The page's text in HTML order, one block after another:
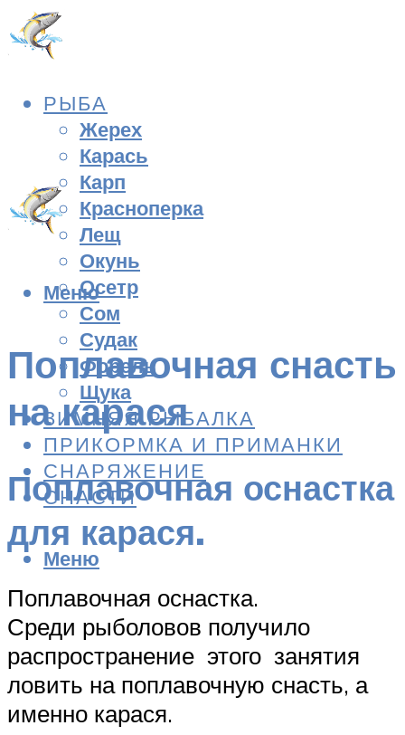
РЫБА
Жерех
Карась
Карп
Красноперка
Лещ
Окунь
Осетр
Сом
Судак
Форель
Щука
ЗИМНЯЯ РЫБАЛКА
ПРИКОРМКА И ПРИМАНКИ
СНАРЯЖЕНИЕ
СНАСТИ
Меню
Меню
Поплавочная снасть
на карася
Поплавочная оснастка
для карася.
Поплавочная оснастка.
Среди рыболовов получило
распространение этого занятия
ловить на поплавочную снасть, а
именно карася.